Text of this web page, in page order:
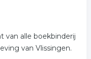
van alle boekbinderij
van Vlissingen.